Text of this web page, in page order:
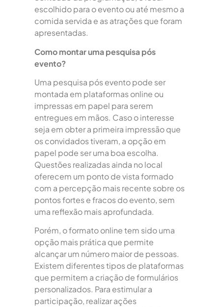
escolhido para o evento ou até mesmo a
comida servida e as atrações que foram
apresentadas.
Como montar uma pesquisa pós
evento?
Uma pesquisa pós evento pode ser
montada em plataformas online ou
impressas em papel para serem
entregues em mãos. Caso o interesse
seja em obter a primeira impressão que
os convidados tiveram, a opção em
papel pode ser uma boa escolha.
Questões realizadas ainda no local
oferecem um ponto de vista formado
com a percepção mais recente sobre os
pontos fortes e fracos do evento, sem
uma reflexão mais aprofundada.
Porém, o formato online tem sido uma
opção mais prática que permite
alcançar um número maior de pessoas.
Existem diferentes tipos de plataformas
que permitem a criação de formulários
personalizados. Para estimular a
participação, realizar ações